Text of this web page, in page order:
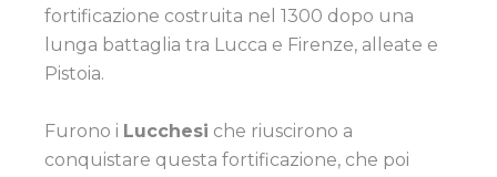
fortificazione costruita nel 1300 dopo una
lunga battaglia tra Lucca e Firenze, alleate e
Pistoia.
Furono i Lucchesi che riuscirono a
conquistare questa fortificazione, che poi